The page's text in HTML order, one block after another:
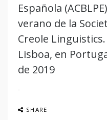
Española
verano de la
Creole
Lisboa, en
de 2019
SHARE